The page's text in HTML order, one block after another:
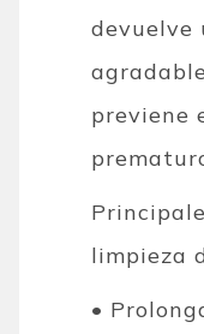
devuelve
previene
limpieza
•